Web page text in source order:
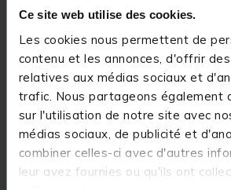
Ce site web utilise des cookies.
Les cookies nous permettent de
contenu et les annonces, d'offrir
relatives aux médias sociaux et
trafic. Nous partageons également
sur l'utilisation de notre site avec
médias sociaux, de publicité et
combiner celles-ci avec d'autres
leur avez fournies ou qu'ils ont
bras du support. Installez vous vous,
appli Deeper !
Détails
Caractéristiques :
1 BRAS AMOVIBLE
1 C-CLAMP
1 SUPPORT SMARTPHONE
1 T-BOLT
1 DRAGONNE